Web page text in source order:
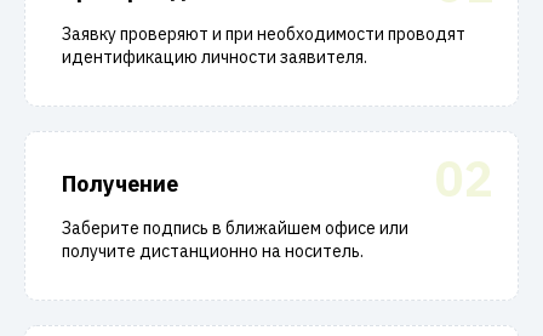
Заявку проверяют и при необходимости проводят
идентификацию личности заявителя.
02
Получение
Заберите подпись в ближайшем офисе или
получите дистанционно на носитель.